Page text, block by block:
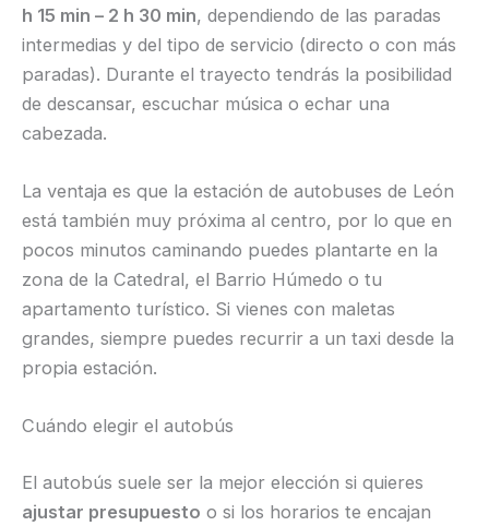
h 15 min – 2 h 30 min, dependiendo de las paradas
intermedias y del tipo de servicio (directo o con más
paradas). Durante el trayecto tendrás la posibilidad
de descansar, escuchar música o echar una
cabezada.
La ventaja es que la estación de autobuses de León
está también muy próxima al centro, por lo que en
pocos minutos caminando puedes plantarte en la
zona de la Catedral, el Barrio Húmedo o tu
apartamento turístico. Si vienes con maletas
grandes, siempre puedes recurrir a un taxi desde la
propia estación.
Cuándo elegir el autobús
El autobús suele ser la mejor elección si quieres
ajustar presupuesto o si los horarios te encajan